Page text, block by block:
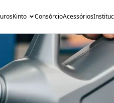
Kinto ConsórcioAcessórios